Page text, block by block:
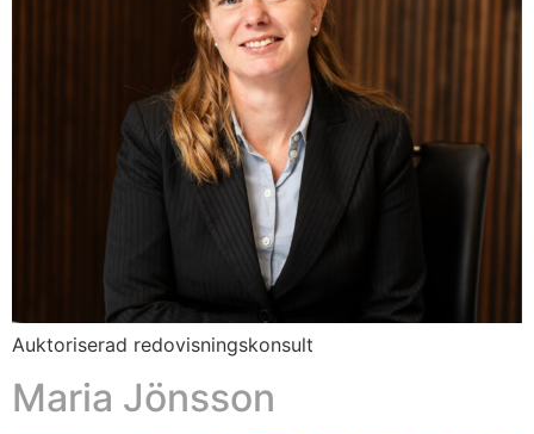
Auktoriserad redovisningskonsult
Maria Jönsson